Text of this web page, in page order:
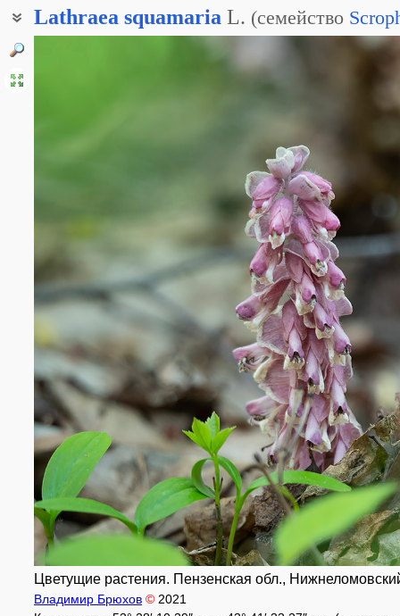
Lathraea squamaria L. (семейство
Цветущие растения. Пензенская обл.,
Владимир Брюхов © 2021